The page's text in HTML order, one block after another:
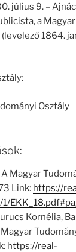
július 9. –
a
1864.
Osztály
A Magyar
Link: https://
Kornélia,
https://real-